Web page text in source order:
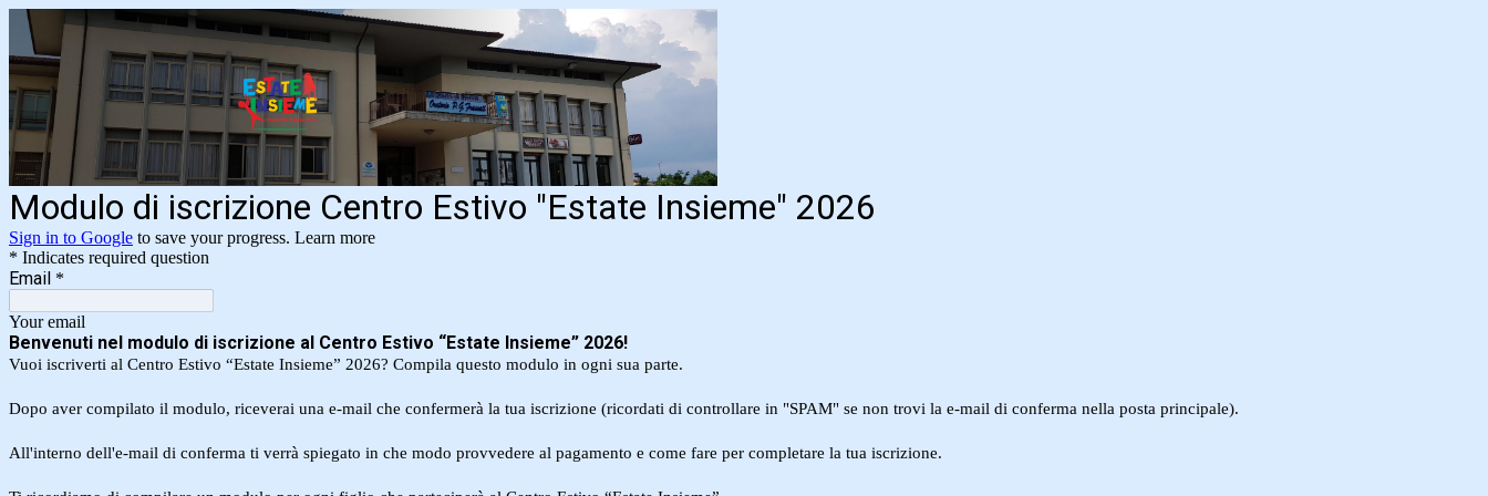
Modulo di iscrizione Centro Estivo "Estate Insieme" 2026
Sign in to Google to save your progress. Learn more
* Indicates required question
Email *
Your email
Benvenuti nel modulo di iscrizione al Centro Estivo “Estate Insieme” 2026!
Vuoi iscriverti al Centro Estivo “Estate Insieme” 2026? Compila questo modulo in ogni sua parte.
Dopo aver compilato il modulo, riceverai una e-mail che confermerà la tua iscrizione (ricordati di controllare in "SPAM" se non trovi la e-mail di conferma nella posta principale).
All'interno dell'e-mail di conferma ti verrà spiegato in che modo provvedere al pagamento e come fare per completare la tua iscrizione.